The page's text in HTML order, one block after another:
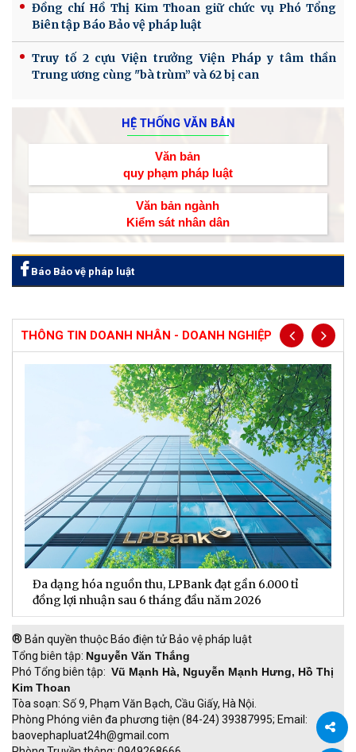
Đồng chí Hồ Thị Kim Thoan giữ chức vụ Phó Tổng
Biên tập Báo Bảo vệ pháp luật
Truy tố 2 cựu Viện trưởng Viện Pháp y tâm thần
Trung ương cùng "bà trùm” và 62 bị can
HỆ THỐNG VĂN BẢN
Văn bản
quy phạm pháp luật
Văn bản ngành
Kiểm sát nhân dân
Báo Bảo vệ pháp luật
THÔNG TIN DOANH NHÂN - DOANH NGHIỆP
Đa dạng hóa nguồn thu, LPBank đạt gần 6.000 tỉ
đồng lợi nhuận sau 6 tháng đầu năm 2026
® Bản quyền thuộc Báo điện tử Bảo vệ pháp luật
Tổng biên tập: Nguyễn Văn Thắng
Phó Tổng biên tập: Vũ Mạnh Hà, Nguyễn Mạnh Hưng, Hồ Thị
Kim Thoan
Tòa soạn: Số 9, Phạm Văn Bạch, Cầu Giấy, Hà Nội.
Phòng Phóng viên đa phương tiện (84-24) 39387995; Email:
baovephapluat24h@gmail.com